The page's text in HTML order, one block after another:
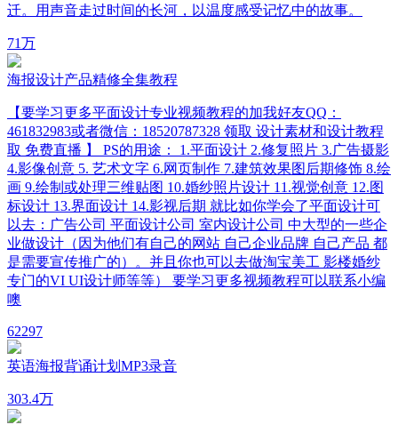
迁。用声音走过时间的长河，以温度感受记忆中的故事。
71万
海报设计产品精修全集教程
【要学习更多平面设计专业视频教程的加我好友QQ：
461832983或者微信：18520787328 领取 设计素材和设计教程
取 免费直播 】 PS的用途： 1.平面设计 2.修复照片 3.广告摄影
4.影像创意 5. 艺术文字 6.网页制作 7.建筑效果图后期修饰 8.绘
画 9.绘制或处理三维贴图 10.婚纱照片设计 11.视觉创意 12.图
标设计 13.界面设计 14.影视后期 就比如你学会了平面设计可
以去：广告公司 平面设计公司 室内设计公司 中大型的一些企
业做设计（因为他们有自己的网站 自己企业品牌 自己产品 都
是需要宣传推广的）。并且你也可以去做淘宝美工 影楼婚纱
专门的VI UI设计师等等） 要学习更多视频教程可以联系小编
噢
62297
英语海报背诵计划MP3录音
303.4万